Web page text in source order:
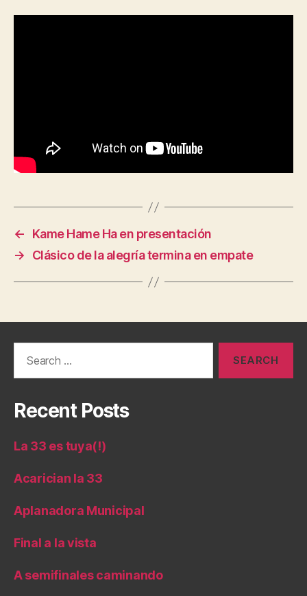
←
Kame Hame Ha en presentación
→
Clásico de la alegría termina en empate
Recent Posts
La 33 es tuya(!)
Acarician la 33
Aplanadora Municipal
Final a la vista
A semifinales caminando